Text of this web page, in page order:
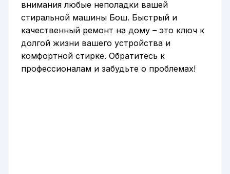
внимания любые неполадки вашей
стиральной машины Бош. Быстрый и
качественный ремонт на дому – это ключ к
долгой жизни вашего устройства и
комфортной стирке. Обратитесь к
профессионалам и забудьте о проблемах!